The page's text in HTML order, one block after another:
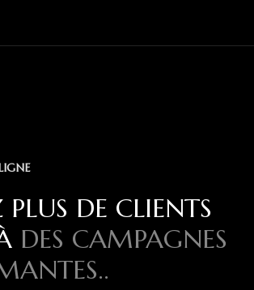
DE CLIENTS
DES CAMPAGNES